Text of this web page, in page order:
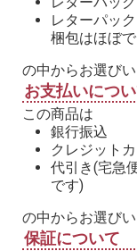
レターパッ
梱包はほぼで
の中からお選びい
お支払いにつ
この商品は
銀行振込
クレジット
代引き(宅急
です)
の中からお選びい
保証について